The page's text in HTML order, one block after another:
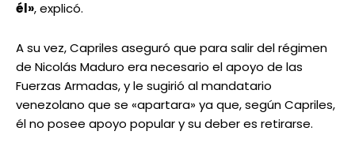
él», explicó.
A su vez, Capriles aseguró que para salir del régimen
de Nicolás Maduro era necesario el apoyo de las
Fuerzas Armadas, y le sugirió al mandatario
venezolano que se «apartara» ya que, según Capriles,
él no posee apoyo popular y su deber es retirarse.